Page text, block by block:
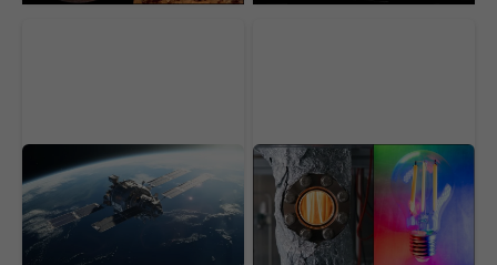
Ľudia už na to nestačia.
Umelá inteligencia
dostane veľkú
zodpovednosť vo
vesmíre
Stačila im obyčajná
žiarovka. Vedci vytvorili
revolučný reaktor, ktorý
vyrieši problém
desaťročia